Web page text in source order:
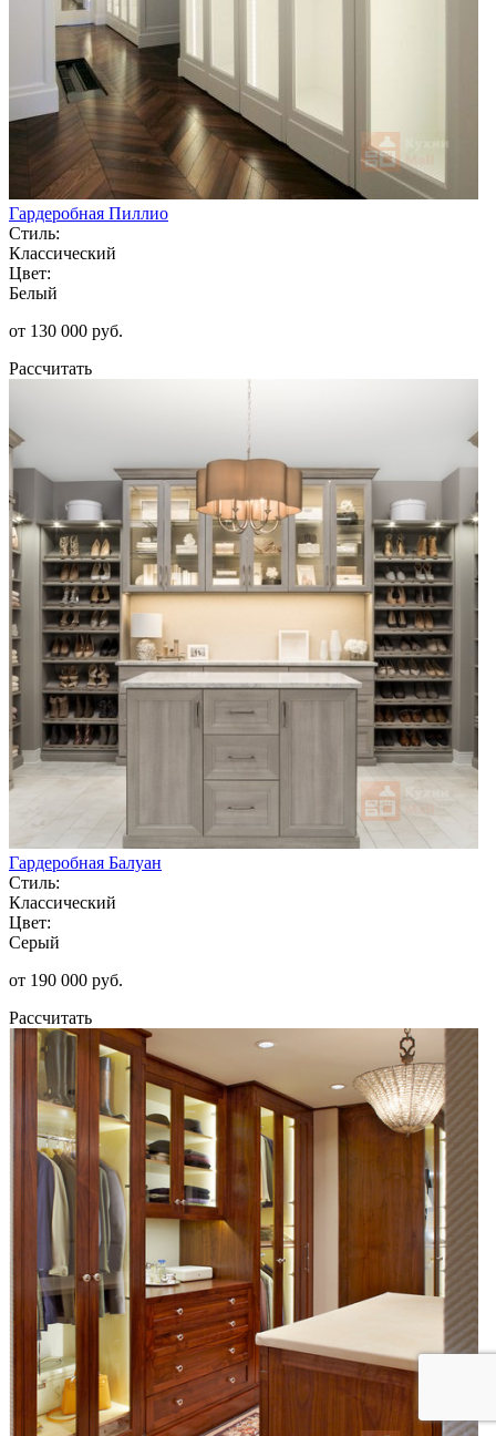
Гардеробная Пиллио
Стиль:
Классический
Цвет:
Белый
от 130 000 руб.
Рассчитать
Гардеробная Балуан
Стиль:
Классический
Цвет:
Серый
от 190 000 руб.
Рассчитать